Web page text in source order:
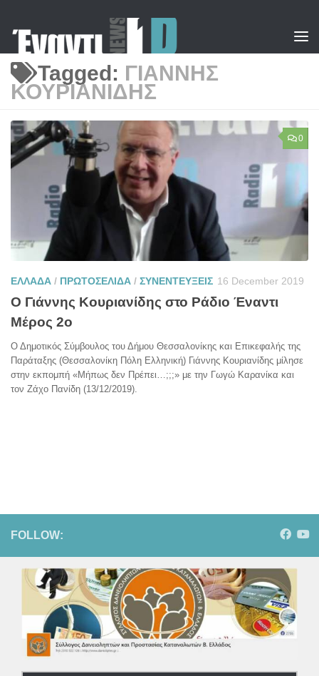
Tagged: ΓΙΑΝΝΗΣ
ΚΟΥΡΙΑΝΙΔΗΣ
0
ΕΛΛΑΔΑ / ΠΡΩΤΟΣΕΛΙΔΑ / ΣΥΝΕΝΤΕΥΞΕΙΣ 16 December 2019
Ο Γιάννης Κουριανίδης στο Ράδιο Έναντι
Μέρος 2ο
Ο Δημοτικός Σύμβουλος του Δήμου Θεσσαλονίκης και Επικεφαλής της
Παράταξης (Θεσσαλονίκη Πόλη Ελληνική) Γιάννης Κουριανίδης μίλησε
στην εκπομπή «Μήπως δεν Πρέπει…;;;» με την Γωγώ Καρανίκα και
τον Ζάχο Πανίδη (13/12/2019).
FOLLOW: